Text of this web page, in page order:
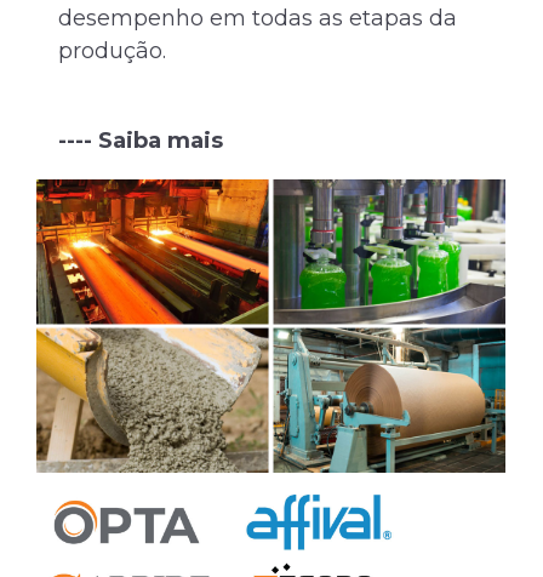
desempenho em todas as etapas da
produção.
---- Saiba mais